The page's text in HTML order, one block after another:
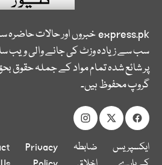
express.pkخبروں اور حالات
سب سے زیادہ وزٹ کی جانے والی
پر شائع شدہ تمام مواد کے جملہ حقوق
گروپ محفوظ ہیں۔
ایکسپریس ضابطہ Privacy